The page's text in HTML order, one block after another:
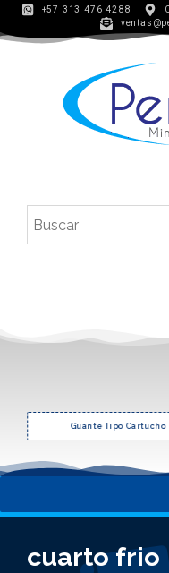
+57 313 476 4288
Guante Tipo Cartucho
cuarto frio